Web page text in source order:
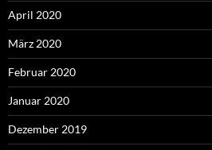
April 2020
März 2020
Februar 2020
Januar 2020
Dezember 2019